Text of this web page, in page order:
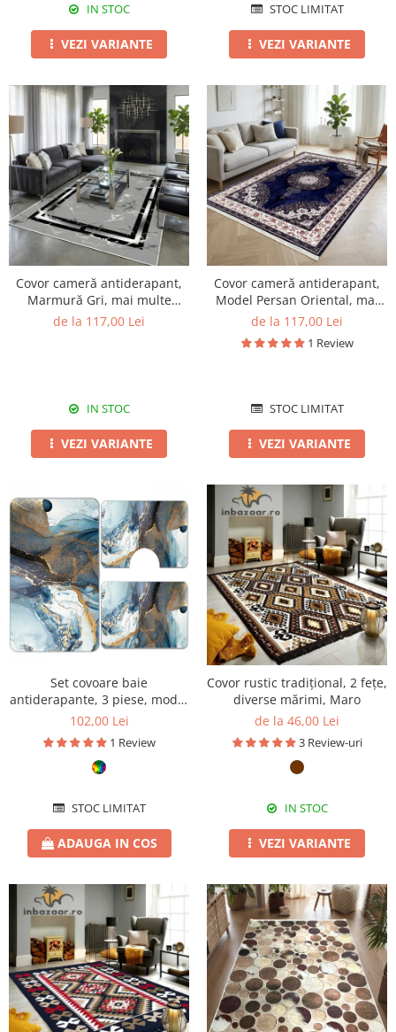
IN STOC
VEZI VARIANTE
STOC LIMITAT
VEZI VARIANTE
Covor cameră antiderapant,
Marmură Gri, mai multe
dimensiuni
de la 117,00 Lei
IN STOC
VEZI VARIANTE
Covor cameră antiderapant,
Model Persan Oriental, mai
multe dimensiuni
de la 117,00 Lei
1 Review
STOC LIMITAT
VEZI VARIANTE
Set covoare baie
antiderapante, 3 piese, model
albastru cu accente aurii
102,00 Lei
1 Review
STOC LIMITAT
ADAUGA IN COS
Covor rustic tradițional, 2 fețe,
diverse mărimi, Maro
de la 46,00 Lei
3 Review-uri
IN STOC
VEZI VARIANTE